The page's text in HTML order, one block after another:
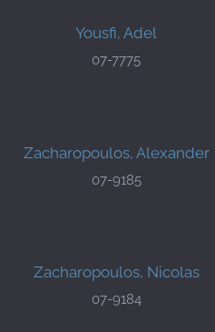
Yousfi, Adel
07-7775
Zacharopoulos, Alexander
07-9185
Zacharopoulos, Nicolas
07-9184